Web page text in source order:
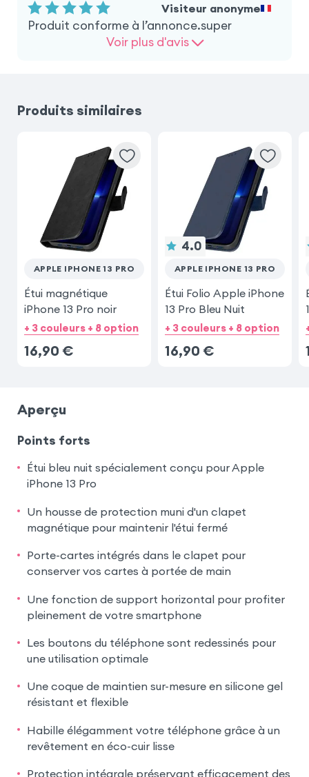
iPhone SE 2022
Samsung Galaxy S22 Ultra
iPhone 13 Mini
Visiteur anonyme
Produit conforme à l’annonce.super
Voir plus d'avis
Produits similaires
APPLE IPHONE 13 PRO
Étui magnétique
iPhone 13 Pro noir
+ 3 couleurs + 8 option
16,90 €
4.0
APPLE IPHONE 13 PRO
Étui Folio Apple iPhone
13 Pro Bleu Nuit
+ 3 couleurs + 8 option
16,90 €
Aperçu
Points forts
Étui bleu nuit spécialement conçu pour Apple
iPhone 13 Pro
Un housse de protection muni d'un clapet
magnétique pour maintenir l'étui fermé
Porte-cartes intégrés dans le clapet pour
conserver vos cartes à portée de main
Une fonction de support horizontal pour profiter
pleinement de votre smartphone
Les boutons du téléphone sont redessinés pour
une utilisation optimale
Une coque de maintien sur-mesure en silicone gel
résistant et flexible
Habille élégamment votre téléphone grâce à un
revêtement en éco-cuir lisse
Protection intégrale préservant efficacement des